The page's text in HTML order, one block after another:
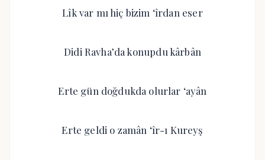
Lîk var mı hiç bizim ‘îrdan eser
Didi Ravha’da konupdu kârbân
Erte gün doğdukda olurlar ‘ayân
Erte geldi o zamân ‘îr-ı Kureyş